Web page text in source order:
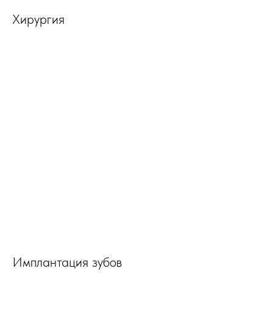
Хирургия
Имплантация зубов